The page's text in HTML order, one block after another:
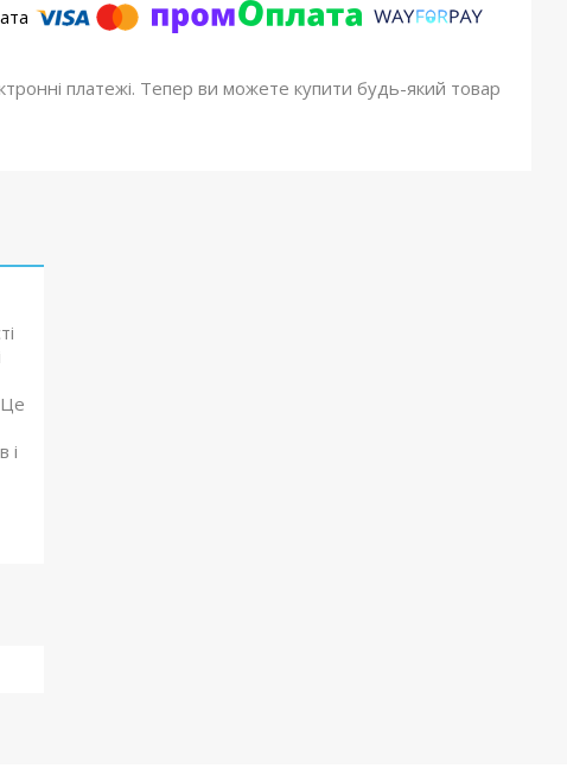
платежі. Тепер ви можете купити будь-який товар
і